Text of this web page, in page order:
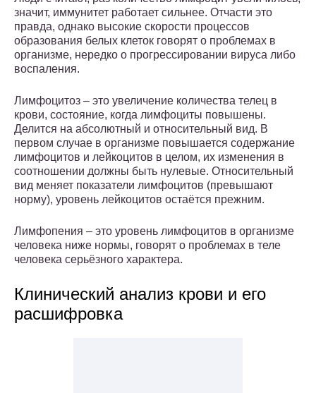
значит, иммунитет работает сильнее. Отчасти это
правда, однако высокие скорости процессов
образования белых клеток говорят о проблемах в
организме, нередко о прогрессировании вируса либо
воспаления.
Лимфоцитоз – это увеличение количества телец в
крови, состояние, когда лимфоциты повышены.
Делится на абсолютный и относительный вид. В
первом случае в организме повышается содержание
лимфоцитов и лейкоцитов в целом, их изменения в
соотношении должны быть нулевые. Относительный
вид меняет показатели лимфоцитов (превышают
норму), уровень лейкоцитов остаётся прежним.
Лимфопения – это уровень лимфоцитов в организме
человека ниже нормы, говорят о проблемах в теле
человека серьёзного характера.
Клинический анализ крови и его
расшифровка